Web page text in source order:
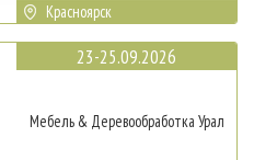
Красноярск
23-25.09.2026
Мебель & Деревообработка Урал